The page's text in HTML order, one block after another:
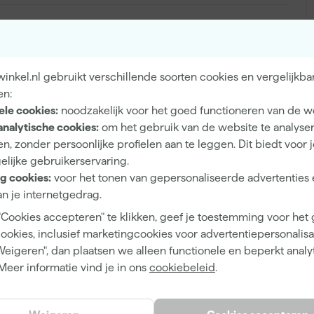
gebruikt verschillende soorten cookies en
cookies: noodzakelijk voor het goed functioneren van de
cookies: om het gebruik van de website te
zonder persoonlijke profielen aan te leggen. Dit biedt voor
gebruikerservaring.
cookies: voor het tonen van gepersonaliseerde advertenties
je internetgedrag.
accepteren" te klikken, geef je toestemming voor het
inclusief marketingcookies voor
dan plaatsen we alleen functionele en beperkt
informatie vind je in ons cookiebeleid.
Eiglans
12 m²/l
1
Waterbasis (acryl)